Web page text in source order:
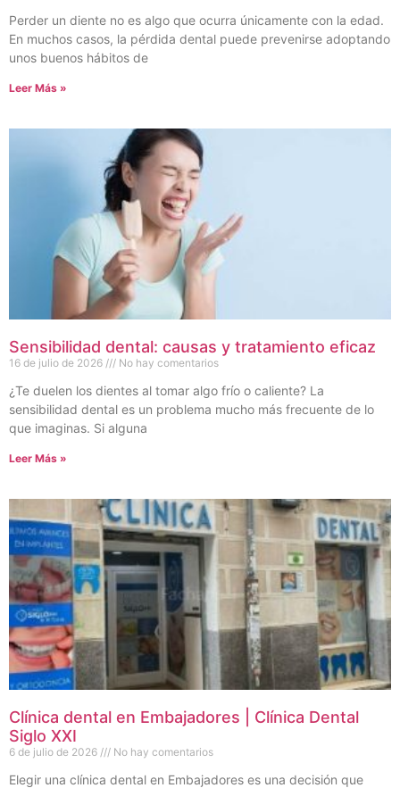
Perder un diente no es algo que ocurra únicamente con la edad.
En muchos casos, la pérdida dental puede prevenirse adoptando
unos buenos hábitos de
Leer Más »
Sensibilidad dental: causas y tratamiento eficaz
16 de julio de 2026 No hay comentarios
¿Te duelen los dientes al tomar algo frío o caliente? La
sensibilidad dental es un problema mucho más frecuente de lo
que imaginas. Si alguna
Leer Más »
Clínica dental en Embajadores | Clínica Dental
Siglo XXI
6 de julio de 2026 No hay comentarios
Elegir una clínica dental en Embajadores es una decisión que